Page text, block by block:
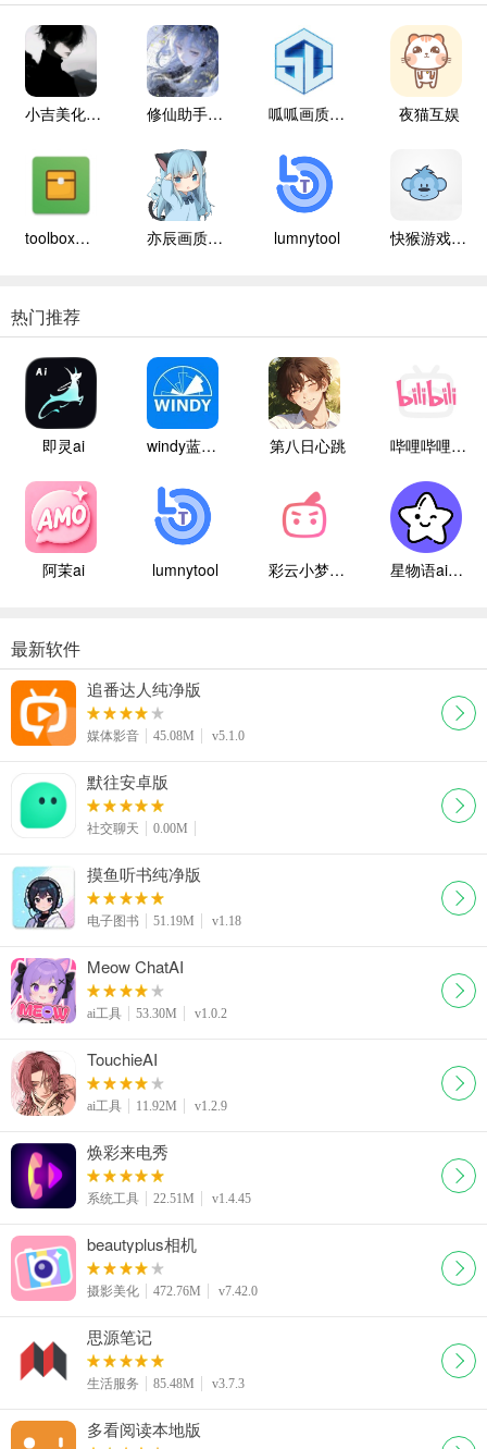
小吉美化包助手 修仙助手手机版 呱呱画质盒子 夜猫互娱
toolbox辅助器 亦辰画质大师 lumnytool 快猴游戏盒子
热门推荐
即灵ai windy蓝色气象 第八日心跳 哔哩哔哩白色版
阿茉ai lumnytool 彩云小梦国际版 星物语ai聊天
最新软件
追番达人纯净版
媒体影音 45.08M v5.1.0
默往安卓版
社交聊天 0.00M
摸鱼听书纯净版
电子图书 51.19M v1.18
Meow ChatAI
ai工具 53.30M v1.0.2
TouchieAI
ai工具 11.92M v1.2.9
焕彩来电秀
系统工具 22.51M v1.4.45
beautyplus相机
摄影美化 472.76M v7.42.0
思源笔记
生活服务 85.48M v3.7.3
多看阅读本地版